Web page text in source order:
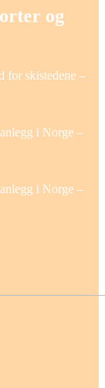
og
for skistedene –
i Norge –
i Norge –